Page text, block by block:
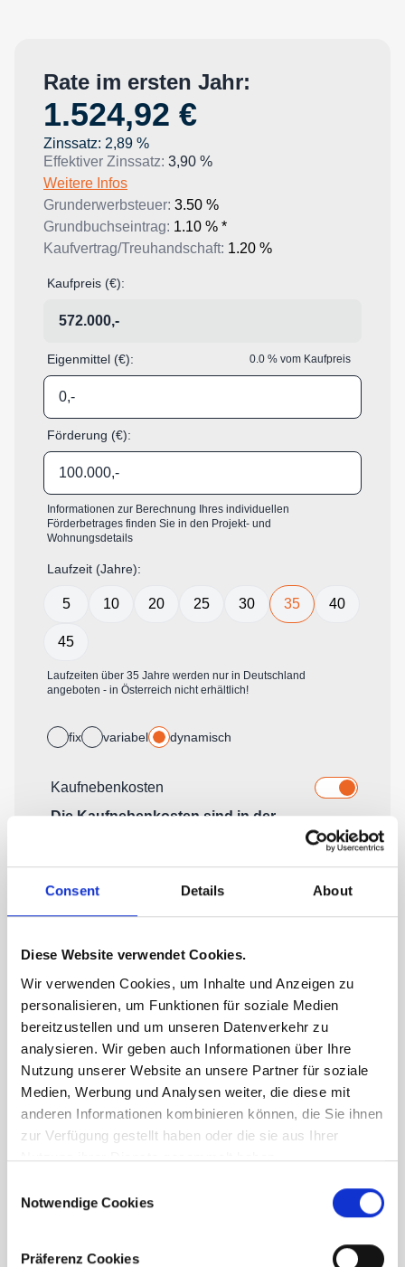
Consent Details About
Diese Website verwendet Cookies.
Wir verwenden Cookies, um Inhalte und Anzeigen zu
personalisieren, um Funktionen für soziale Medien
bereitzustellen und um unseren Datenverkehr zu
analysieren. Wir geben auch Informationen über Ihre
Nutzung unserer Website an unsere Partner für soziale
Medien, Werbung und Analysen weiter, die diese mit
anderen Informationen kombinieren können, die Sie ihnen
zur Verfügung gestellt haben oder die sie aus Ihrer
Nutzung ihrer Dienste gesammelt haben.
Selection
Notwendige Cookies
Präferenz Cookies